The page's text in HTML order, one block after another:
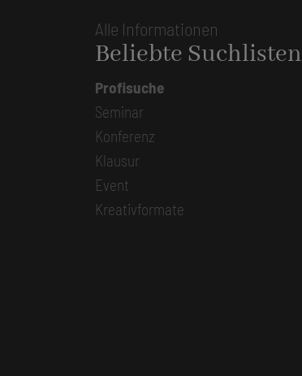
Alle Informationen
Beliebte Suchlisten
Profisuche
Seminar
Konferenz
Klausur
Event
Kreativformate